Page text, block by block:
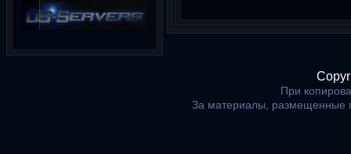
При
За материалы, размещенные